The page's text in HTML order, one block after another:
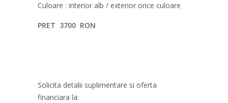
Culoare : interior alb / exterior orice culoare
PRET 3700 RON
Solicita detalii suplimentare si oferta
financiara la: